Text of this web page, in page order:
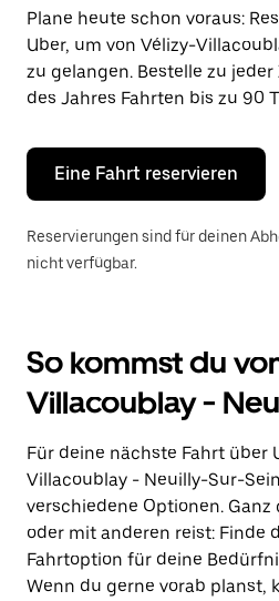
ein
Datum
auszuwählen.
Drücke
die
Escape-
um
den
Kalender
schließen.
Plane heute schon voraus:
Uber, um von Vélizy-
zu gelangen. Bestelle zu
des Jahres Fahrten bis zu 90
Eine Fahrt reservieren
Reservierungen sind für deinen
nicht verfügbar.
So kommst du
Villacoublay -
Für deine nächste Fahrt über
Villacoublay - Neuilly-Sur-
verschiedene Optionen.
oder mit anderen reist: Finde
Fahrtoption für deine
Wenn du gerne vorab planst,